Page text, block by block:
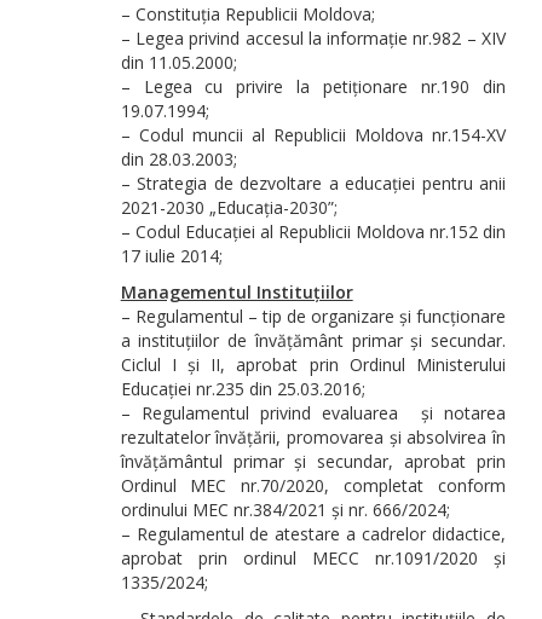
– Constituția Republicii Moldova;
– Legea privind accesul la informație nr.982 – XIV
din 11.05.2000;
– Legea cu privire la petiționare nr.190 din
19.07.1994;
– Codul muncii al Republicii Moldova nr.154-XV
din 28.03.2003;
– Strategia de dezvoltare a educației pentru anii
2021-2030 „Educația-2030”;
– Codul Educației al Republicii Moldova nr.152 din
17 iulie 2014;
Managementul Instituțiilor
– Regulamentul – tip de organizare și funcționare
a instituțiilor de învățământ primar și secundar.
Ciclul I și II, aprobat prin Ordinul Ministerului
Educației nr.235 din 25.03.2016;
– Regulamentul privind evaluarea și notarea
rezultatelor învățării, promovarea și absolvirea în
învățământul primar și secundar, aprobat prin
Ordinul MEC nr.70/2020, completat conform
ordinului MEC nr.384/2021 și nr. 666/2024;
– Regulamentul de atestare a cadrelor didactice,
aprobat prin ordinul MECC nr.1091/2020 și
1335/2024;